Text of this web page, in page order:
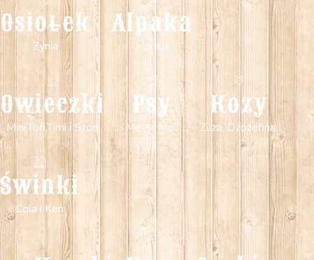
Osiołek
Zynia
Alpaka
Maniuś
Owieczki
Mini,Tofi,Timi i Szon
Psy
Mela i Moli
Kozy
Zuza, Dźozefina,
Świnki
Cola i Ken